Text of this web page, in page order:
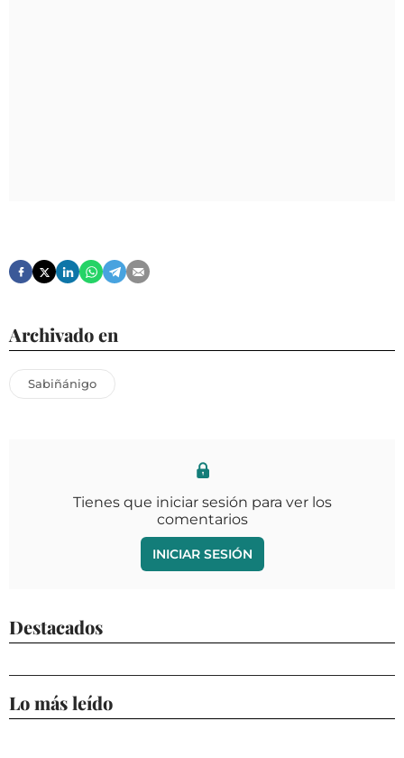
Archivado en
Sabiñánigo
Tienes que iniciar sesión para ver los
comentarios
INICIAR SESIÓN
Destacados
Lo más leído